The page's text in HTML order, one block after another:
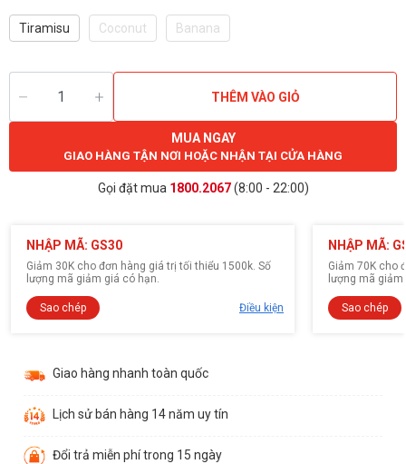
Tiramisu Coconut Banana
THÊM VÀO GIỎ
MUA NGAY
GIAO HÀNG TẬN NƠI HOẶC NHẬN TẠI CỬA HÀNG
Gọi đặt mua 1800.2067(8:00 - 22:00)
NHẬP MÃ: GS30
Giảm 30K cho đơn hàng giá trị tối thiểu 1500k. Số
lượng mã giảm giá có hạn.
Sao chép Điều kiện
NHẬP MÃ:
Giảm 70K cho
lượng mã
Sao chép
Giao hàng nhanh toàn quốc
Lịch sử bán hàng 14 năm uy tín
Đổi trả miễn phí trong 15 ngày